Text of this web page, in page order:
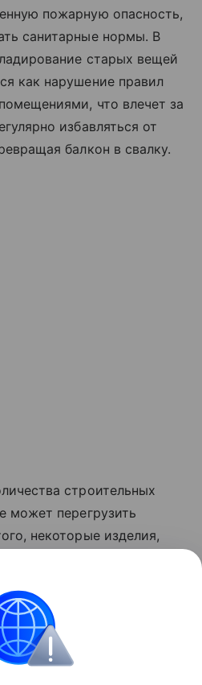
пожарную опасность,
санитарные нормы. В
старых вещей
как нарушение правил
что влечет за
избавляться от
балкон в свалку.
строительных
может перегрузить
некоторые изделия,
в квартиру и негативно